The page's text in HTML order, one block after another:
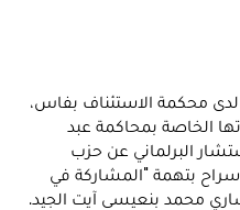
لدى محكمة الاستئناف بفاس،
يونيو 2021، جلساتها الخاصة بمحاكمة عبد
البرلماني عن حزب
سراح بتهمة "المشاركة في
محمد بنعيسى آيت الجيد.